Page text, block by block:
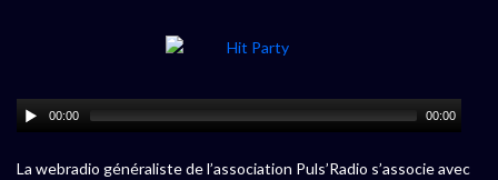
00:00 00:00
La webradio généraliste de l’association Puls’Radio s’associe avec